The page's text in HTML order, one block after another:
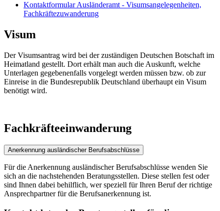
Kontaktformular Ausländeramt - Visumsangelegenheiten,
Fachkräftezuwanderung
Visum
Der Visumsantrag wird bei der zuständigen Deutschen Botschaft im
Heimatland gestellt. Dort erhält man auch die Auskunft, welche
Unterlagen gegebenenfalls vorgelegt werden müssen bzw. ob zur
Einreise in die Bundesrepublik Deutschland überhaupt ein Visum
benötigt wird.
Fachkräfteeinwanderung
Anerkennung ausländischer Berufsabschlüsse
Für die Anerkennung ausländischer Berufsabschlüsse wenden Sie
sich an die nachstehenden Beratungsstellen. Diese stellen fest oder
sind Ihnen dabei behilflich, wer speziell für Ihren Beruf der richtige
Ansprechpartner für die Berufsanerkennung ist.